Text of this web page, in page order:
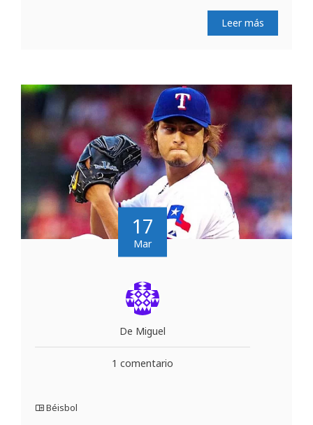
Leer más
17
Mar
De Miguel
1 comentario
Béisbol